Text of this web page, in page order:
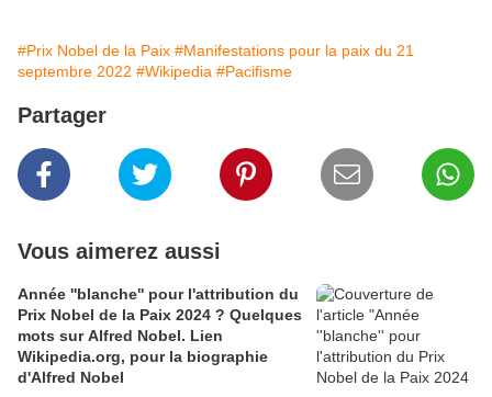
#Prix Nobel de la Paix #Manifestations pour la paix du 21
septembre 2022 #Wikipedia #Pacifisme
Partager
Vous aimerez aussi
Année ''blanche'' pour l'attribution du
Prix Nobel de la Paix 2024 ? Quelques
mots sur Alfred Nobel. Lien
Wikipedia.org, pour la biographie
d'Alfred Nobel